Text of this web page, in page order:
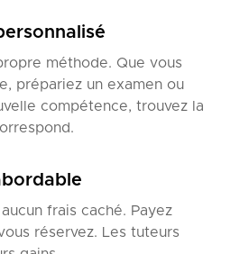
méthode. Que vous
prépariez un examen ou
compétence, trouvez la
frais caché. Payez
réservez. Les tuteurs